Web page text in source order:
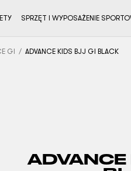
SPRZĘT I WYPOSAŻENIE
GI ADVANCE KIDS BJJ GI BLACK